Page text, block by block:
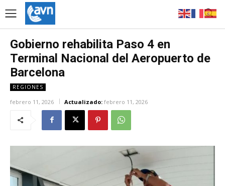
Gobierno rehabilita Paso 4 en
Terminal Nacional del Aeropuerto de
Barcelona
REGIONES
febrero 11, 2026 Actualizado: febrero 11, 2026